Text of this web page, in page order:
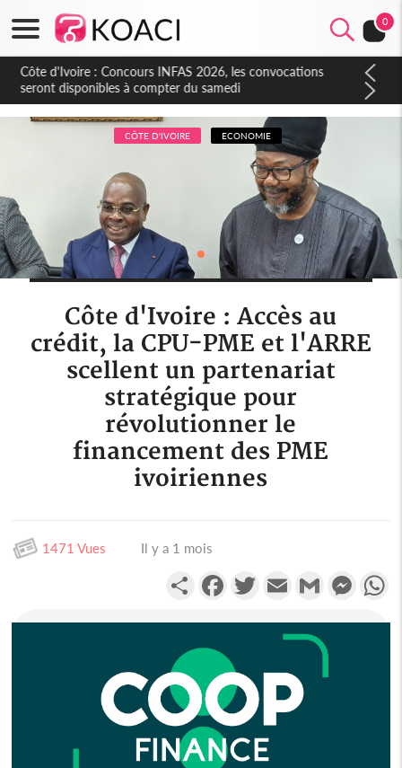
0
Côte d'Ivoire : Concours INFAS 2026, les convocations
seront disponibles à compter du samedi
CÔTE D'IVOIRE ECONOMIE
Côte d'Ivoire : Accès au
crédit, la CPU-PME et l'ARRE
scellent un partenariat
stratégique pour
révolutionner le
financement des PME
ivoiriennes
1471 Vues Il y a 1 mois
PartagerFacebookTwitterEmail Gmail